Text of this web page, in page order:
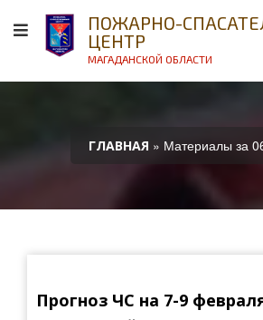
ПОЖАРНО-
ЦЕНТР
МАГАДАНСКОЙ ОБЛАСТИ
ГЛАВНАЯ » Материалы за
Прогноз ЧС на 7-9